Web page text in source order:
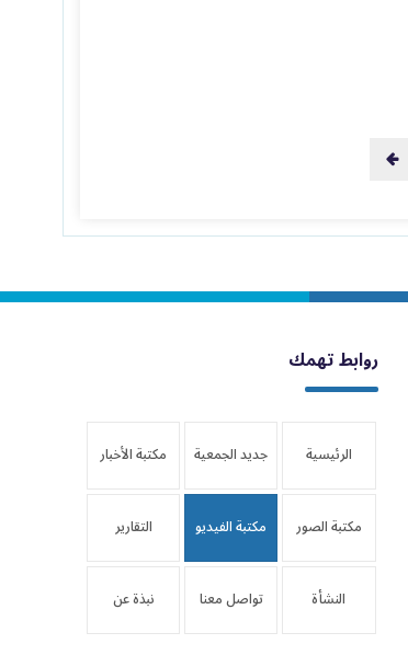
روابط تهمك
الرئيسية جديد الجمعية مكتبة الأخبار
مكتبة الصور مكتبة الفيديو التقارير
النشأة
تواصل معنا
نبذة عن